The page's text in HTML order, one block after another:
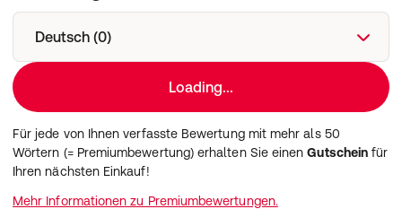
Deutsch (0)
Loading...
Für jede von Ihnen verfasste Bewertung mit mehr als 50
Wörtern (= Premiumbewertung) erhalten Sie einenGutschein für
Ihren nächsten Einkauf!
Mehr Informationen zu Premiumbewertungen.